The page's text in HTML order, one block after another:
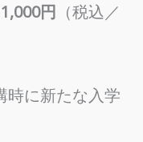
円 （税込／
時に新たな入学